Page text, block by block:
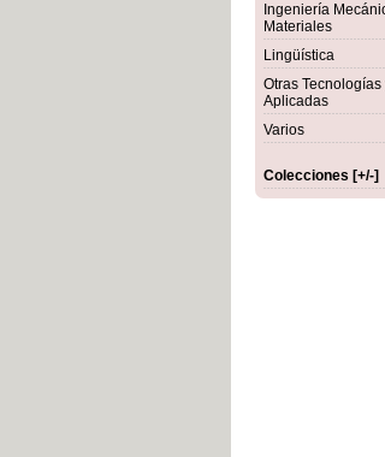
Ingeniería
Materiales
Lingüística
Otras
Aplicadas
Varios
Colecciones [+/-]